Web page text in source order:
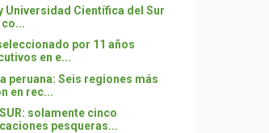
Universidad Científica del Sur
por 11 años
en e...
peruana: Seis regiones más
en rec...
solamente cinco
pesqueras...